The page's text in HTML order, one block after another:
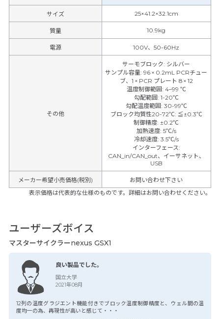
サイズ 25×41.2×32.1cm
質量 10.9kg
電源 100V、50-60Hz
その他
サーモブロック: シルバー
サンプル容量:96 × 0.2mL PCRチュー
ブ、1 × PCR プレート 8 × 12
温度制御範囲: 4–99 ℃
勾配範囲: 1-20℃
勾配温度範囲: 30-99℃
ブロック均質性20-72℃: ≦±0.3℃
制御精度: ±0.2℃
加熱速度: 5℃/s
冷却速度: 3.5℃/s
インターフェース:
CAN_in/CAN_out、イーサネット、
USB
メーカー希望小売価格(税別)
お問い合わせ下さい
表示価格は代表的な仕様のものです。詳細はお問い合わせください。
ユーザーズボイス
マスターサイクラーnexus GSX1
良い製品でした。
12列の温度グラジエント機能付きでブロック温度制御精度と、ウェル間の温
度均一の為、再現性が高いと感じて・・・
国立大学
2021年08月